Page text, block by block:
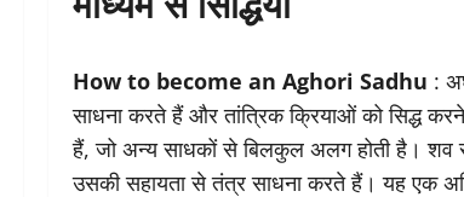
How to become an Aghori Sadhu :
साधना करते हैं और तांत्रिक क्रियाओं को सिद्ध
हैं, जो अन्य साधकों से बिलकुल अलग होती है। शव
उसकी सहायता से तंत्र साधना करते हैं। यह एक